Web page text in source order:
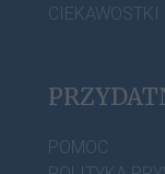
CIEKAWOSTKI
POMOC